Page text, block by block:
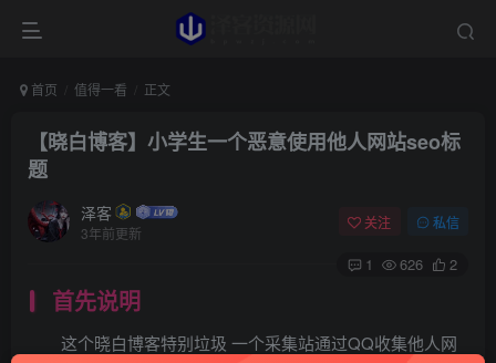
首页 值得一看 正文
【晓白博客】小学生一个恶意使用他人网站seo标
题
泽客
3年前更新
关注 私信
1 626 2
首先说明
这个晓白博客特别垃圾 一个采集站通过QQ收集他人网